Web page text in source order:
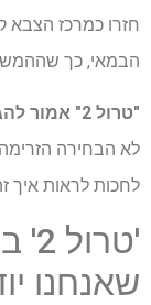
הבמאי, כך שההמשך
"טרול 2" אמור להגיע לנטפליקס ב -1 בדצמבר
לא הבחירה
לחכות לראות איך
שאנחנו